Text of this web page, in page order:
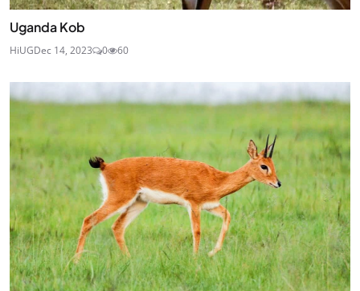
Uganda Kob
HiUGDec 14, 2023 0 60